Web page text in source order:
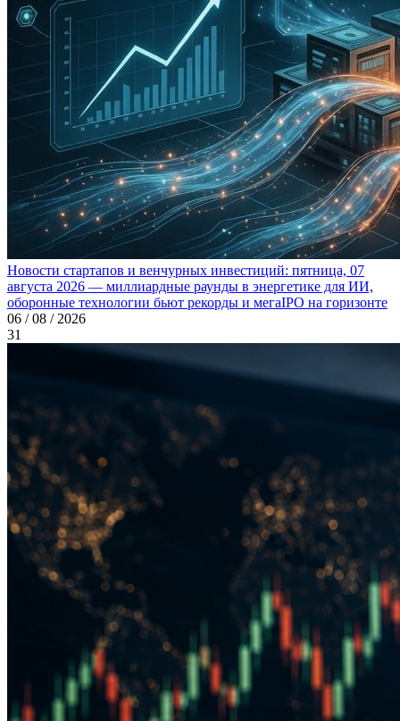
Новости стартапов и венчурных инвестиций: пятница, 07
августа 2026 — миллиардные раунды в энергетике для ИИ,
оборонные технологии бьют рекорды и мегаIPO на горизонте
06 / 08 / 2026
31